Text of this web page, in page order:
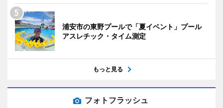
浦安市の東野プールで「夏イベント」プール
アスレチック・タイム測定
もっと見る
フォトフラッシュ